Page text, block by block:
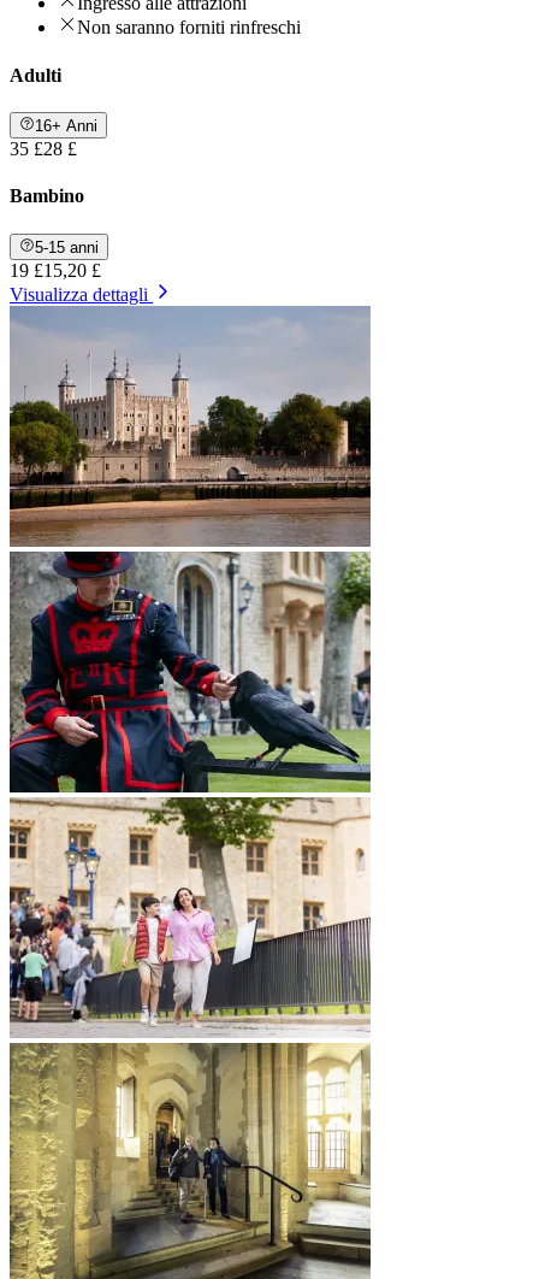
Non saranno forniti rinfreschi
Adulti
16+ Anni
35 £28 £
Bambino
5-15 anni
19 £15,20 £
Visualizza dettagli